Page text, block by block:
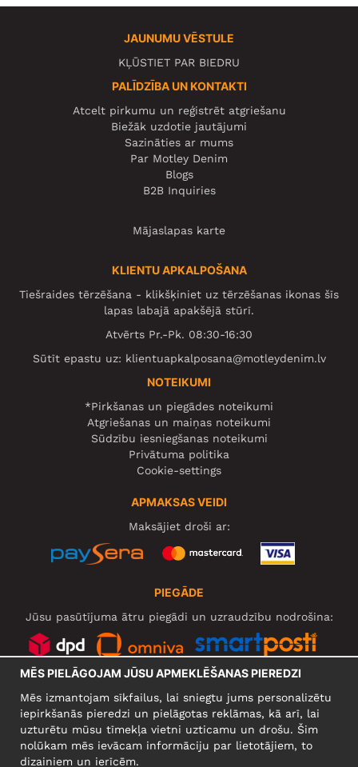
JAUNUMU VĒSTULE
KĻŪSTIET PAR BIEDRU
PALĪDZĪBA UN KONTAKTI
Atcelt pirkumu un reģistrēt atgriešanu
Biežāk uzdotie jautājumi
Sazināties ar mums
Par Motley Denim
Blogs
B2B Inquiries
Mājaslapas karte
KLIENTU APKALPOŠANA
Tiešraides tērzēšana - klikšķiniet uz tērzēšanas ikonas šīs
lapas labajā apakšējā stūrī.
Atvērts Pr.-Pk. 08:30-16:30
Sūtīt epastu uz: klientuapkalposana@motleydenim.lv
NOTEIKUMI
*Pirkšanas un piegādes noteikumi
Atgriešanas un maiņas noteikumi
Sūdzību iesniegšanas noteikumi
Privātuma politika
Cookie-settings
APMAKSAS VEIDI
Maksājiet droši ar:
PIEGĀDE
Jūsu pasūtījuma ātru piegādi un uzraudzību nodrošina:
UZŅĒMUMS
MĒS PIELĀGOJAM JŪSU APMEKLĒŠANAS PIEREDZI
Mēs izmantojam sīkfailus, lai sniegtu jums personalizētu
iepirkšanās pieredzi un pielāgotas reklāmas, kā arī, lai
uzturētu mūsu tīmekļa vietni uzticamu un drošu. Šim
nolūkam mēs ievācam informāciju par lietotājiem, to
dizainiem un ierīcēm.